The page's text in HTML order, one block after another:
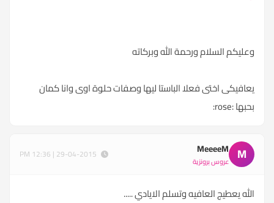
وعليكم السلام ورحمة الله وبركاته
يعافيكى اختى فعلا الباستا ليها وصفات حلوة اوى وانا كمان
بحبها :rose:
M
MeeeeM
عروس برونزية
الله يعطيج العافيه وتسلم الايادي .....